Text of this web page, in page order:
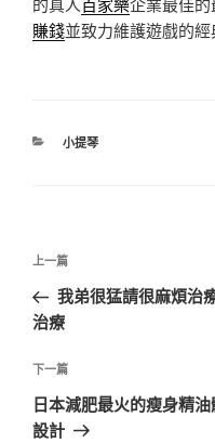
賺錢並致力維護遊戲的經
分
小提琴
文
導
覽
上
一
篇
章
上一篇
我弟很猛請很麻煩治
治療
下
一
篇
下一篇
日本減肥最火的瘦身精
設計